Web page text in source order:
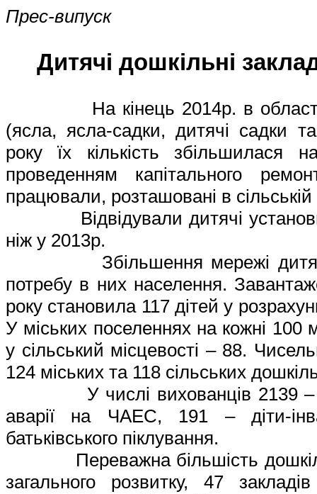
Прес-випуск
Дитячі дошкільні
На кінець 2014р. в
(ясла, ясла-садки, дитячі садки
року їх кількість
проведенням капітального
працювали, розташовані в
Відвідували дитячі установи
ніж у 2013р.
Збільшення мережі дитячих
потребу в них населення.
року становила 117 дітей у
У міських поселеннях на кожні 100
у сільський місцевості – 88.
124 міських та 118 сільських
У числі вихованців 2139 –
аварії на ЧАЕС, 191 – діти-
батьківського піклування.
Переважна більшість
загального розвитку, 47